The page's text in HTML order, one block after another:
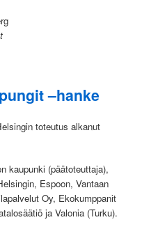
–hanke
toteutus alkanut
kaupunki (päätoteuttaja),
Espoon, Vantaan
Oy, Ekokumppanit
ja Valonia (Turku).